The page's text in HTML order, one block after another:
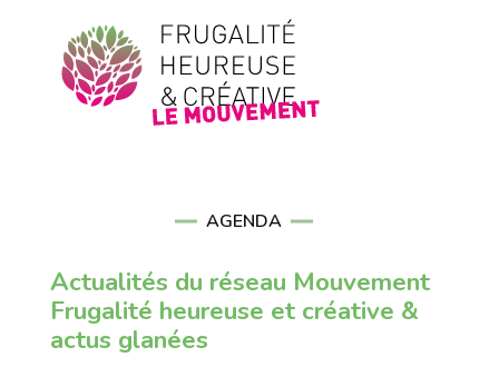
AGENDA
Actualités du réseau Mouvement
Frugalité heureuse et créative &
actus glanées